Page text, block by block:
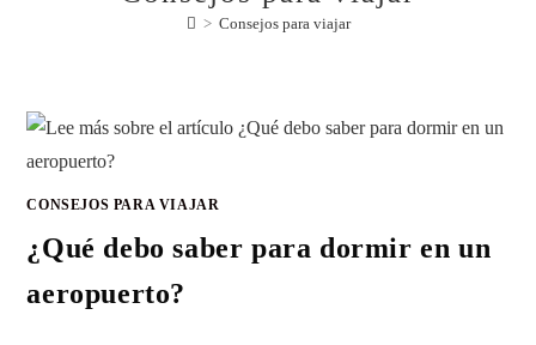
> Consejos para viajar
CONSEJOS PARA VIAJAR
¿Qué debo saber para dormir en un
aeropuerto?